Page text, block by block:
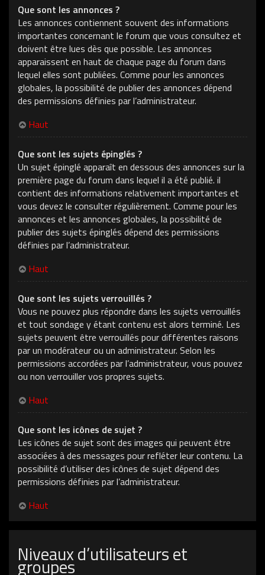
Que sont les annonces ?
Les annonces contiennent souvent des informations
importantes concernant le forum que vous consultez et
doivent être lues dès que possible. Les annonces
apparaissent en haut de chaque page du forum dans
lequel elles sont publiées. Comme pour les annonces
globales, la possibilité de publier des annonces dépend
des permissions définies par l’administrateur.
Haut
Que sont les sujets épinglés ?
Un sujet épinglé apparaît en dessous des annonces sur la
première page du forum dans lequel il a été publié. il
contient des informations relativement importantes et
vous devez le consulter régulièrement. Comme pour les
annonces et les annonces globales, la possibilité de
publier des sujets épinglés dépend des permissions
définies par l’administrateur.
Haut
Que sont les sujets verrouillés ?
Vous ne pouvez plus répondre dans les sujets verrouillés
et tout sondage y étant contenu est alors terminé. Les
sujets peuvent être verrouillés pour différentes raisons
par un modérateur ou un administrateur. Selon les
permissions accordées par l’administrateur, vous pouvez
ou non verrouiller vos propres sujets.
Haut
Que sont les icônes de sujet ?
Les icônes de sujet sont des images qui peuvent être
associées à des messages pour refléter leur contenu. La
possibilité d’utiliser des icônes de sujet dépend des
permissions définies par l’administrateur.
Haut
Niveaux d’utilisateurs et
groupes